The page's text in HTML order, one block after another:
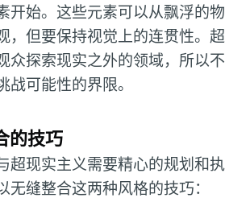
开始。这些元素可以从飘浮的物
，但要保持视觉上的连贯性。超
众探索现实之外的领域，所以不
战可能性的界限。
的技巧
超现实主义需要精心的规划和执
无缝整合这两种风格的技巧：